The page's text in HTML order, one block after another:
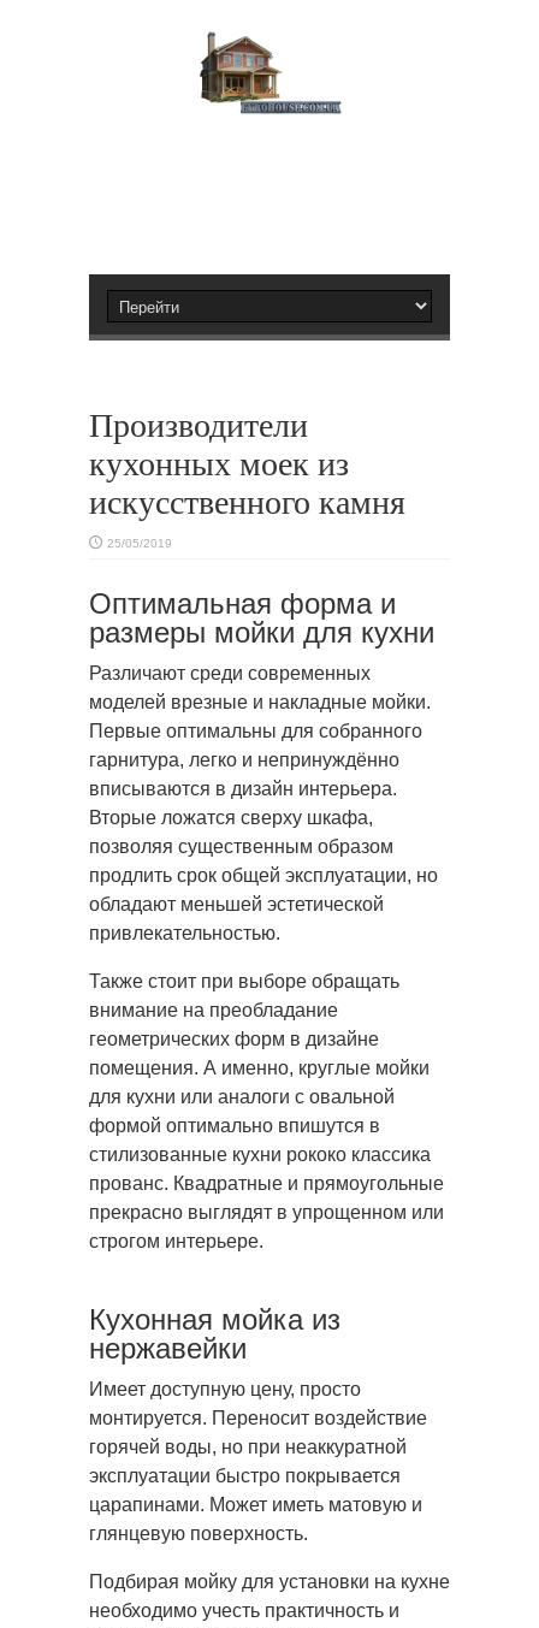
Производители
кухонных моек из
искусственного камня
25/05/2019
Оптимальная форма и
размеры мойки для кухни
Различают среди современных
моделей врезные и накладные мойки.
Первые оптимальны для собранного
гарнитура, легко и непринуждённо
вписываются в дизайн интерьера.
Вторые ложатся сверху шкафа,
позволяя существенным образом
продлить срок общей эксплуатации, но
обладают меньшей эстетической
привлекательностью.
Также стоит при выборе обращать
внимание на преобладание
геометрических форм в дизайне
помещения. А именно, круглые мойки
для кухни или аналоги с овальной
формой оптимально впишутся в
стилизованные кухни рококо классика
прованс. Квадратные и прямоугольные
прекрасно выглядят в упрощенном или
строгом интерьере.
Кухонная мойка из
нержавейки
Имеет доступную цену, просто
монтируется. Переносит воздействие
горячей воды, но при неаккуратной
эксплуатации быстро покрывается
царапинами. Может иметь матовую и
глянцевую поверхность.
Подбирая мойку для установки на кухне
необходимо учесть практичность и